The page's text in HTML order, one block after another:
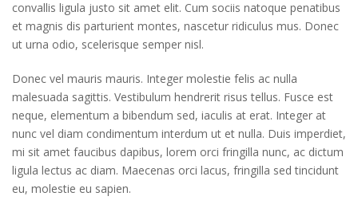
convallis ligula justo sit amet elit. Cum sociis natoque penatibus
et magnis dis parturient montes, nascetur ridiculus mus. Donec
ut urna odio, scelerisque semper nisl.
Donec vel mauris mauris. Integer molestie felis ac nulla
malesuada sagittis. Vestibulum hendrerit risus tellus. Fusce est
neque, elementum a bibendum sed, iaculis at erat. Integer at
nunc vel diam condimentum interdum ut et nulla. Duis imperdiet,
mi sit amet faucibus dapibus, lorem orci fringilla nunc, ac dictum
ligula lectus ac diam. Maecenas orci lacus, fringilla sed tincidunt
eu, molestie eu sapien.